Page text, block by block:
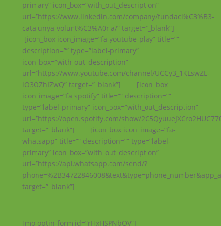
primary” icon_box=”with_out_description”
url=”https://www.linkedin.com/company/fundaci%C3%B3-
catalunya-volunt%C3%A0ria/” target=”_blank”]
[icon_box icon_image=”fa-youtube-play” title=””
description=”” type=”label-primary”
icon_box=”with_out_description”
url=”https://www.youtube.com/channel/UCCy3_1KLswZL-
lO3OZhIZwQ” target=”_blank”] [icon_box
icon_image=”fa-spotify” title=”” description=””
type=”label-primary” icon_box=”with_out_description”
url=”https://open.spotify.com/show/
target=”_blank”] [icon_box icon_image=”fa-
whatsapp” title=”” description=”” type=”label-
primary” icon_box=”with_out_description”
url=”https://api.whatsapp.com/send/?
target=”_blank”]
[mo-optin-form id=”rHxHSPNbQV”]